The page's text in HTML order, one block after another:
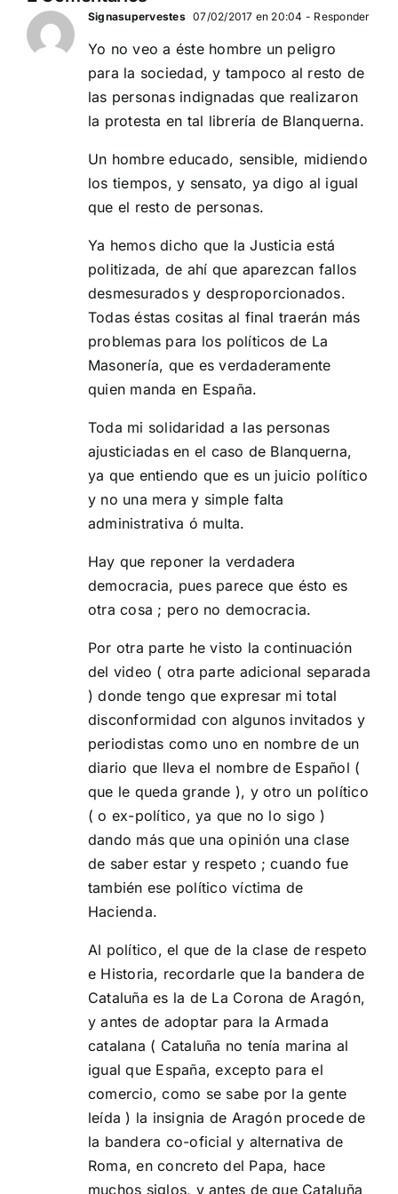
Signasupervestes 07/02/2017 en 20:04 - Responder
Yo no veo a éste hombre un peligro
para la sociedad, y tampoco al resto de
las personas indignadas que realizaron
la protesta en tal librería de Blanquerna.
Un hombre educado, sensible, midiendo
los tiempos, y sensato, ya digo al igual
que el resto de personas.
Ya hemos dicho que la Justicia está
politizada, de ahí que aparezcan fallos
desmesurados y desproporcionados.
Todas éstas cositas al final traerán más
problemas para los políticos de La
Masonería, que es verdaderamente
quien manda en España.
Toda mi solidaridad a las personas
ajusticiadas en el caso de Blanquerna,
ya que entiendo que es un juicio político
y no una mera y simple falta
administrativa ó multa.
Hay que reponer la verdadera
democracia, pues parece que ésto es
otra cosa ; pero no democracia.
Por otra parte he visto la continuación
del video ( otra parte adicional separada
) donde tengo que expresar mi total
disconformidad con algunos invitados y
periodistas como uno en nombre de un
diario que lleva el nombre de Español (
que le queda grande ), y otro un político
( o ex-político, ya que no lo sigo )
dando más que una opinión una clase
de saber estar y respeto ; cuando fue
también ese político víctima de
Hacienda.
Al político, el que de la clase de respeto
e Historia, recordarle que la bandera de
Cataluña es la de La Corona de Aragón,
y antes de adoptar para la Armada
catalana ( Cataluña no tenía marina al
igual que España, excepto para el
comercio, como se sabe por la gente
leída ) la insignia de Aragón procede de
la bandera co-oficial y alternativa de
Roma, en concreto del Papa, hace
muchos siglos, y antes de que Cataluña